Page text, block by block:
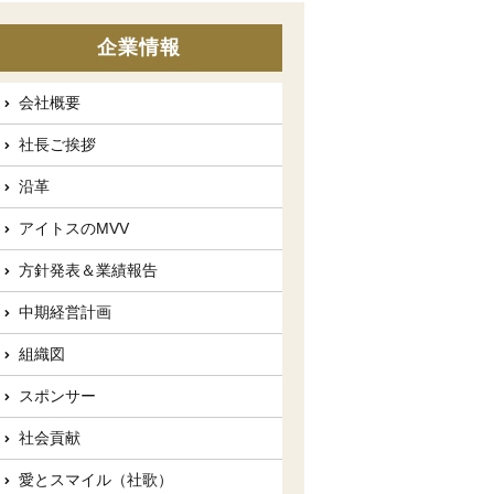
企業情報
会社概要
社長ご挨拶
沿革
アイトスのMVV
方針発表＆業績報告
中期経営計画
組織図
スポンサー
社会貢献
愛とスマイル（社歌）